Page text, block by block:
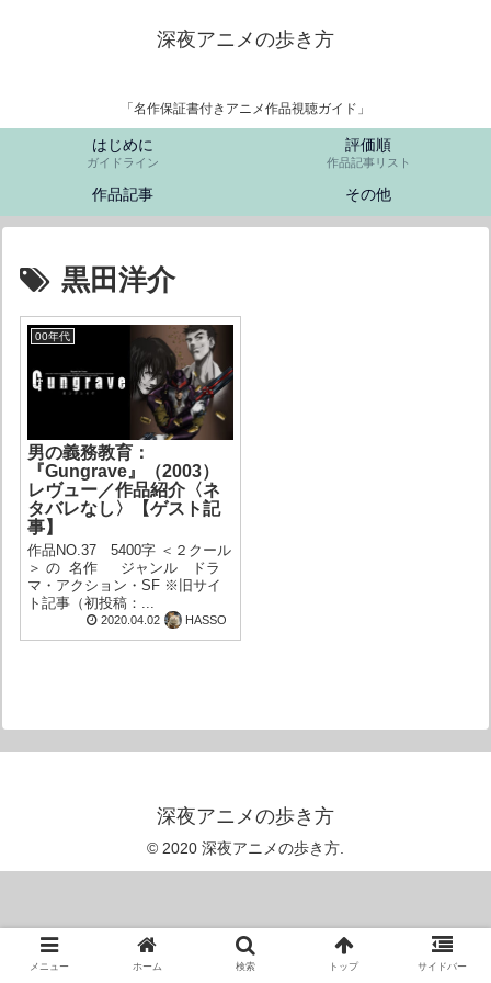
深夜アニメの歩き方
「名作保証書付きアニメ作品視聴ガイド」
はじめに
ガイドライン
評価順
作品記事リスト
作品記事 その他
黒田洋介
00年代
男の義務教育：
『Gungrave』（2003）
レヴュー／作品紹介〈ネ
タバレなし〉【ゲスト記
事】
作品NO.37 5400字 ＜２クール
＞ の 名作 ジャンル ドラ
マ・アクション・SF ※旧サイ
ト記事（初投稿：...
2020.04.02 HASSO
深夜アニメの歩き方
© 2020 深夜アニメの歩き方.
メニュー ホーム 検索 トップ サイドバー